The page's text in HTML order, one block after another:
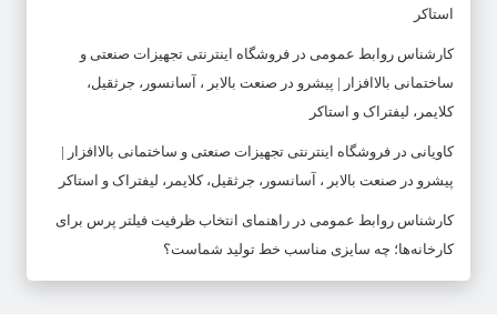
استاکر
کارشناس روابط عمومی در فروشگاه اینترنتی تجهیزات صنعتی و
ساختمانی بالاافزار | پیشرو در صنعت بالابر ، آسانسور، جرثقیل،
کلایمر، لیفتراک و استاکر
کاویانی در فروشگاه اینترنتی تجهیزات صنعتی و ساختمانی بالاافزار |
پیشرو در صنعت بالابر ، آسانسور، جرثقیل، کلایمر، لیفتراک و استاکر
کارشناس روابط عمومی در راهنمای انتخاب ظرفیت فیلتر پرس برای
کارخانه‌ها؛ چه سایزی مناسب خط تولید شماست؟